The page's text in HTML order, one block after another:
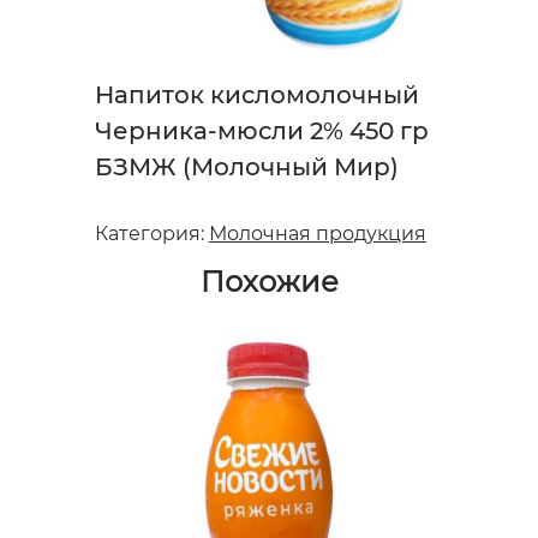
Напиток кисломолочный
Черника-мюсли 2% 450 гр
БЗМЖ (Молочный Мир)
Категория: Молочная продукция
Похожие